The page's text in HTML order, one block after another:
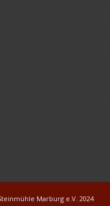
Marburg e.V. 2024